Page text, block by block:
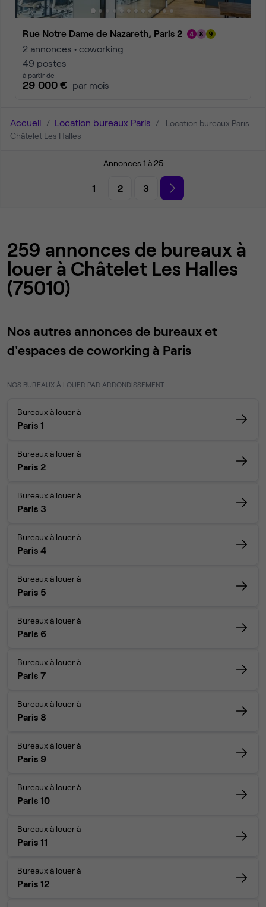
Rue Notre Dame de Nazareth, Paris 2
2 annonces • coworking
49 postes
à partir de
29 000 € par mois
Accueil Location bureaux Paris
Location bureaux Paris
Châtelet Les Halles
Annonces 1 à 25
1 2 3
259 annonces de bureaux à
louer à Châtelet Les Halles
(75010)
Nos autres annonces de bureaux et
d'espaces de coworking à Paris
NOS BUREAUX À LOUER PAR ARRONDISSEMENT
Bureaux à louer à
Paris 1
Bureaux à louer à
Paris 2
Bureaux à louer à
Paris 3
Bureaux à louer à
Paris 4
Bureaux à louer à
Paris 5
Bureaux à louer à
Paris 6
Bureaux à louer à
Paris 7
Bureaux à louer à
Paris 8
Bureaux à louer à
Paris 9
Bureaux à louer à
Paris 10
Bureaux à louer à
Paris 11
Bureaux à louer à
Paris 12